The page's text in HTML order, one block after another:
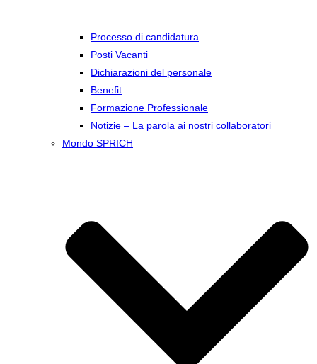
Processo di candidatura
Posti Vacanti
Dichiarazioni del personale
Benefit
Formazione Professionale
Notizie – La parola ai nostri collaboratori
Mondo SPRICH